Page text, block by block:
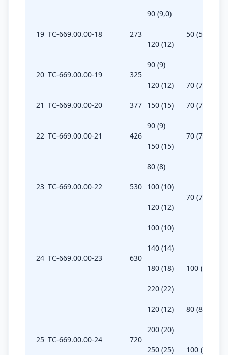
90 (9,0)
50 (5,0)
19 ТС-669.00.00-18
273
120 (12)
20 ТС-669.00.00-19 325
90 (9)
120 (12) 70 (7)
21 ТС-669.00.00-20 377 150 (15) 70 (7)
22 ТС-669.00.00-21 426
90 (9)
70 (7)
150 (15)
23 ТС-669.00.00-22 530
80 (8)
70 (7)
100 (10)
120 (12)
24 ТС-669.00.00-23 630
100 (10)
140 (14)
100 (10)
180 (18)
220 (22)
25 ТС-669.00.00-24 720
120 (12) 80 (8)
200 (20)
100 (10)
250 (25)